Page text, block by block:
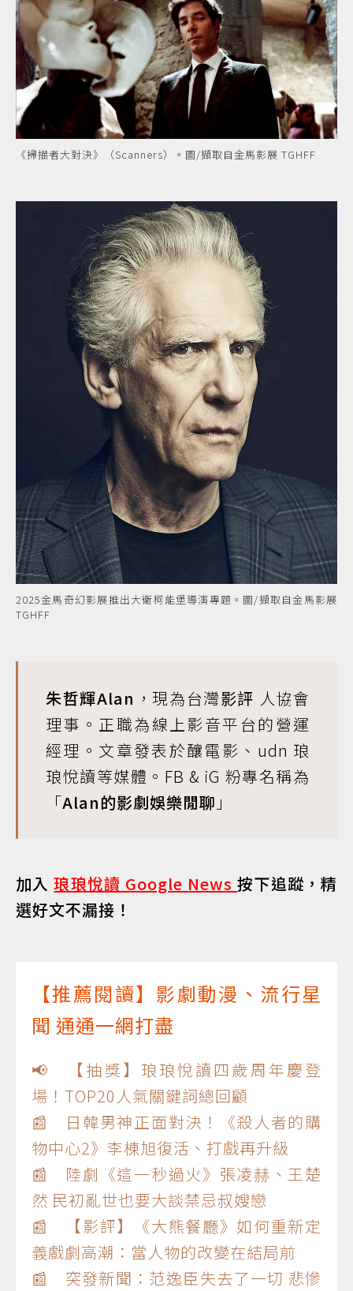
《掃描者大對決》（Scanners）。圖/擷取自金馬影展 TGHFF
2025金馬奇幻影展推出大衛柯能堡導演專題。圖/擷取自金馬影展
TGHFF
朱哲輝Alan ，現為台灣影評 人協會
理事。正職為線上影音平台的營運
經理。文章發表於釀電影、udn 琅
琅悅讀等媒體。FB & iG 粉專名稱為
「Alan的影劇娛樂閒聊 」
加入琅琅悅讀 Google News按下追蹤，精
選好文不漏接！
【推薦閱讀】影劇動漫、流行星
聞 通通一網打盡
📢 【抽獎】琅琅悅讀四歲周年慶登
場！TOP20人氣關鍵詞總回顧
📰 日韓男神正面對決！《殺人者的購
物中心2》李棟旭復活、打戲再升級
📰 陸劇《這一秒過火》張凌赫、王楚
然 民初亂世也要大談禁忌叔嫂戀
📰 【影評】《大熊餐廳》如何重新定
義戲劇高潮：當人物的改變在結局前
📰 突發新聞：范逸臣失去了一切 悲慘